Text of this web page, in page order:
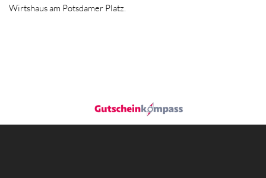
Wirtshaus am Potsdamer Platz.